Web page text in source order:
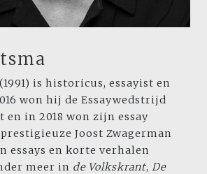
is historicus, essayist en
won hij de Essaywedstrijd
en in 2018 won zijn essay
Joost Zwagerman
essays en korte verhalen
meer in de Volkskrant, De